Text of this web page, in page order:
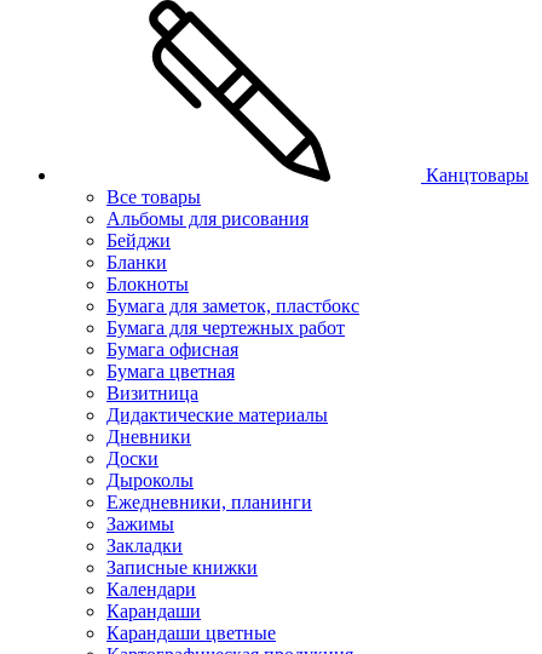
Канцтовары
Все товары
Альбомы для рисования
Бейджи
Бланки
Блокноты
Бумага для заметок, пластбокс
Бумага для чертежных работ
Бумага офисная
Бумага цветная
Визитница
Дидактические материалы
Дневники
Доски
Дыроколы
Ежедневники, планинги
Зажимы
Закладки
Записные книжки
Календари
Карандаши
Карандаши цветные